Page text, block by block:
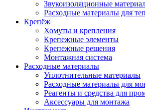
Звукоизоляционные
Расходные материалы для
Крепёж
Хомуты и крепления
Крепежные элементы
Крепежные решения
Монтажная система
Расходные материалы
Уплотнительные материалы
Расходные материалы для
Реагенты и средства для
Аксессуары для монтажа